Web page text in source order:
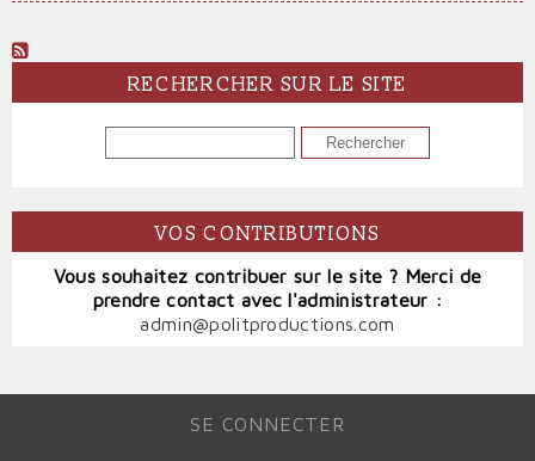
RECHERCHER SUR LE SITE
RECHERCHER
VOS CONTRIBUTIONS
Vous souhaitez contribuer sur le site ? Merci de
prendre contact avec l'administrateur :
admin@politproductions.com
SE CONNECTER